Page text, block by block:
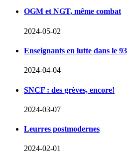
OGM et NGT, même combat
2024-05-02
Enseignants en lutte dans le 93
2024-04-04
SNCF : des grèves, encore!
2024-03-07
Leurres postmodernes
2024-02-01